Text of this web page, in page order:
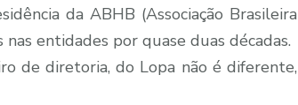
da ABHB (Associação Brasileira
entidades por quase duas décadas.
de diretoria, do Lopa não é diferente,